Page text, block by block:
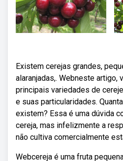
Existem cerejas grandes,
alaranjadas,. Webneste artigo,
principais variedades de
e suas particularidades.
existem? Essa é uma dúvida
cereja, mas infelizmente a
não cultiva comercialmente
Webcereja é uma fruta